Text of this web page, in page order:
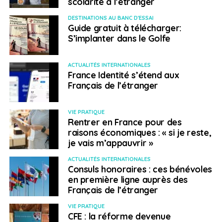
la mer du Nord), voire dans la deuxième ville du pays,
Aarhus (côte est de la péninsule), où le marché du
travail est moins compétitif qu’àCopenhague.
Comment trouver un
emploi ?
En tant que ressortissant d’un pays de l’Union
européenne, vous avez le droit de vous inscrire à
l’équivalent du Pôle emploi danois. Cet organisme
dispose de 14 antennes situées dans les différents
départements et d’un certain nombre d’agences
locales. Le site
www.job.jobnet.dkreprend l’offre des
centres danois pour l’emploi sur Internet.
www.workindenmark.dkaide aussi les ressortissants
étrangers à trouver un emploi, qu’ils soient ou non déjà
installés au Danemark. Cet organisme public organise
DESTINATIONS AU BANC D'ESSAI
Guide gratuit à télécharger:
S’implanter dans le Golfe
ACTUALITÉS INTERNATIONALES
France Identité s’étend aux
Français de l’étranger
VIE PRATIQUE
Rentrer en France pour des
raisons économiques : « si je reste,
je vais m’appauvrir »
ACTUALITÉS INTERNATIONALES
Consuls honoraires : ces bénévoles
en première ligne auprès des
Français de l’étranger
VIE PRATIQUE
CFE : la réforme devenue